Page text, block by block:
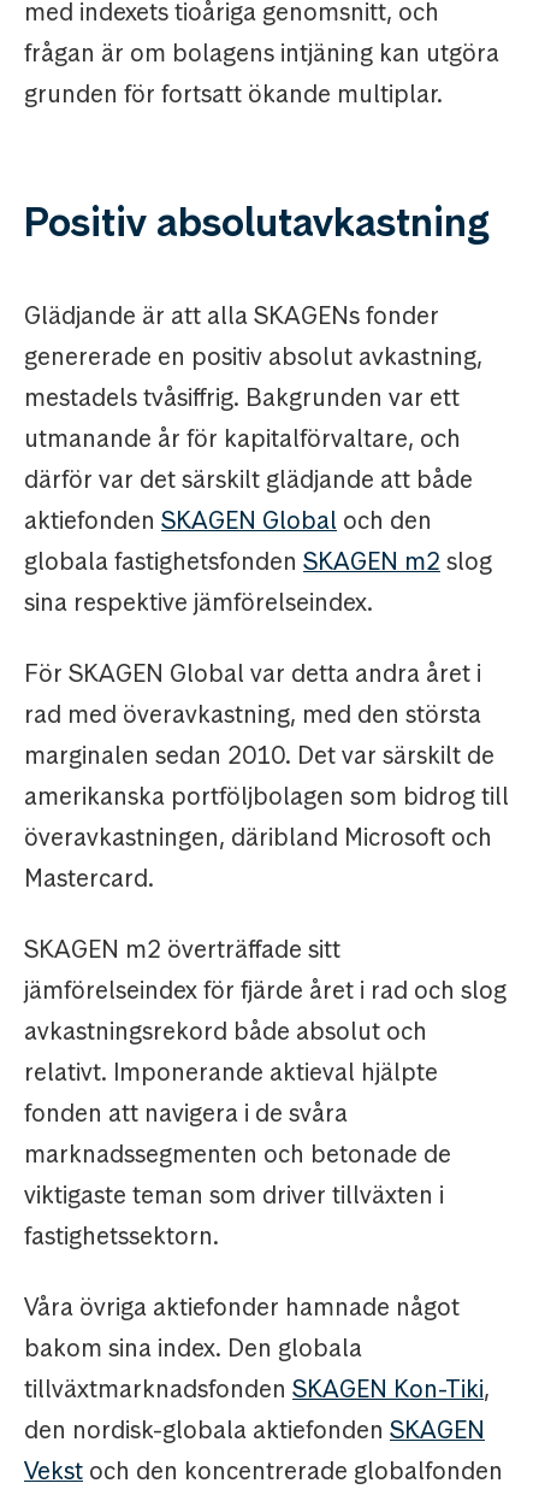
med indexets tioåriga genomsnitt, och
frågan är om bolagens intjäning kan utgöra
grunden för fortsatt ökande multiplar.
Positiv absolutavkastning
Glädjande är att alla SKAGENs fonder
genererade en positiv absolut avkastning,
mestadels tvåsiffrig. Bakgrunden var ett
utmanande år för kapitalförvaltare, och
därför var det särskilt glädjande att både
aktiefonden SKAGEN Global och den
globala fastighetsfonden SKAGEN m2 slog
sina respektive jämförelseindex.
För SKAGEN Global var detta andra året i
rad med överavkastning, med den största
marginalen sedan 2010. Det var särskilt de
amerikanska portföljbolagen som bidrog till
överavkastningen, däribland Microsoft och
Mastercard.
SKAGEN m2 överträffade sitt
jämförelseindex för fjärde året i rad och slog
avkastningsrekord både absolut och
relativt. Imponerande aktieval hjälpte
fonden att navigera i de svåra
marknadssegmenten och betonade de
viktigaste teman som driver tillväxten i
fastighetssektorn.
Våra övriga aktiefonder hamnade något
bakom sina index. Den globala
tillväxtmarknadsfonden SKAGEN Kon-Tiki,
den nordisk-globala aktiefonden SKAGEN
Vekst och den koncentrerade globalfonden